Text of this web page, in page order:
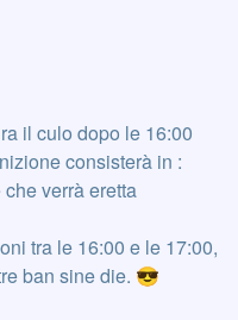
il culo dopo le 16:00
consisterà in :
verrà eretta
tra le 16:00 e le 17:00,
ban sine die. 😎